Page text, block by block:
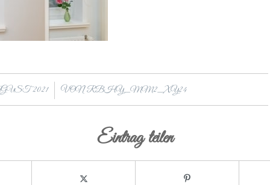
2021
/ VONRBHY_MM2_XY24
Eintrag teilen